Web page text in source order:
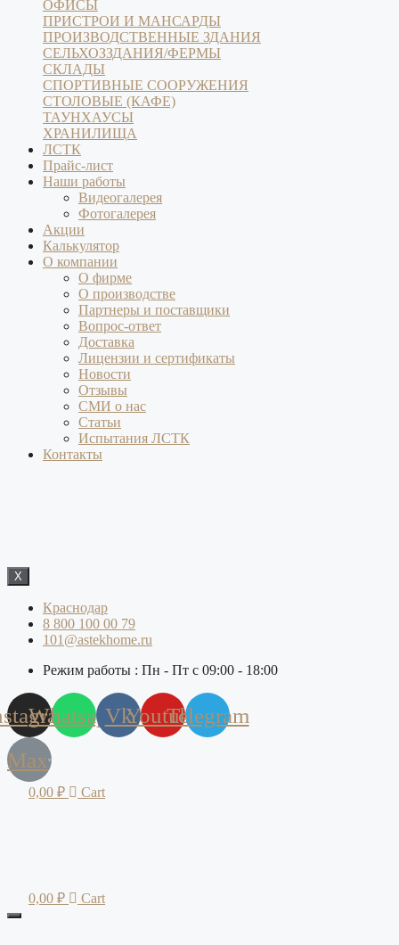
ОФИСЫ
ПРИСТРОИ И МАНСАРДЫ
ПРОИЗВОДСТВЕННЫЕ ЗДАНИЯ
СЕЛЬХОЗЗДАНИЯ/ФЕРМЫ
СКЛАДЫ
СПОРТИВНЫЕ СООРУЖЕНИЯ
СТОЛОВЫЕ (КАФЕ)
ТАУНХАУСЫ
ХРАНИЛИЩА
ЛСТК
Прайс-лист
Наши работы
Видеогалерея
Фотогалерея
Акции
Калькулятор
О компании
О фирме
О производстве
Партнеры и поставщики
Вопрос-ответ
Доставка
Лицензии и сертификаты
Новости
Отзывы
СМИ о нас
Статьи
Испытания ЛСТК
Контакты
X
Краснодар
8 800 100 00 79
101@astekhome.ru
Режим работы : Пн - Пт с 09:00 - 18:00
WhatsappVkYoutubeTelegram
Max
0,00 ₽ Cart
0,00 ₽ Cart